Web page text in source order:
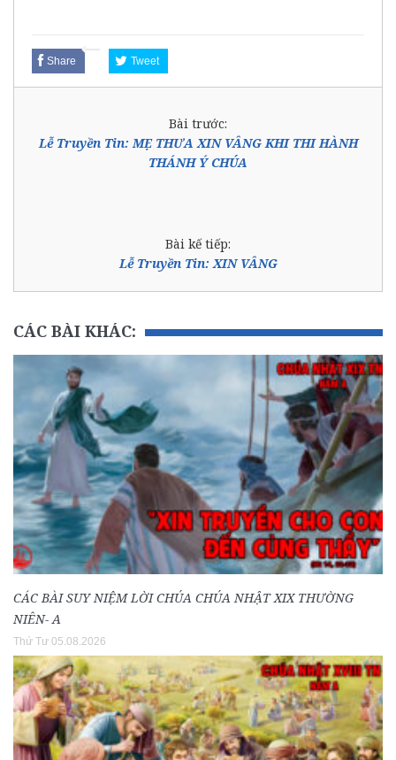
Share Tweet
Bài trước:
Lễ Truyền Tin: MẸ THƯA XIN VÂNG KHI THI HÀNH
THÁNH Ý CHÚA
Bài kế tiếp:
Lễ Truyền Tin: XIN VÂNG
CÁC BÀI KHÁC:
CÁC BÀI SUY NIỆM LỜI CHÚA CHÚA NHẬT XIX THƯỜNG
NIÊN- A
Thứ Tư 05.08.2026